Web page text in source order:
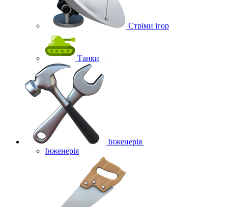
Стріми ігор
Танки
Інженерія
Інженерія